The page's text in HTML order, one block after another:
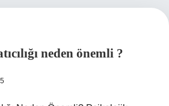
neden önemli ?